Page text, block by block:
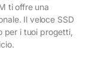
ti offre una
Il veloce SSD
per i tuoi progetti,